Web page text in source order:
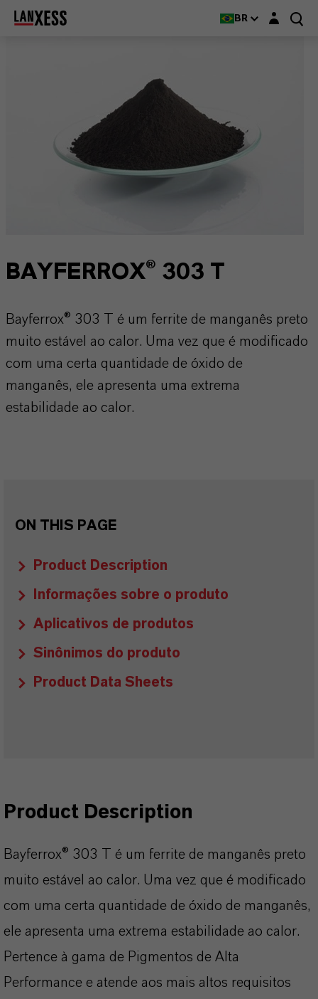
BR Login layer
BAYFERROX® 303 T
Bayferrox® 303 T é um ferrite de manganês preto
muito estável ao calor. Uma vez que é modificado
com uma certa quantidade de óxido de
manganês, ele apresenta uma extrema
estabilidade ao calor.
ON THIS PAGE
Product Description
Informações sobre o produto
Aplicativos de produtos
Sinônimos do produto
Product Data Sheets
Product Description
Bayferrox® 303 T é um ferrite de manganês preto
muito estável ao calor. Uma vez que é modificado
com uma certa quantidade de óxido de manganês,
ele apresenta uma extrema estabilidade ao calor.
Pertence à gama de Pigmentos de Alta
Performance e atende aos mais altos requisitos